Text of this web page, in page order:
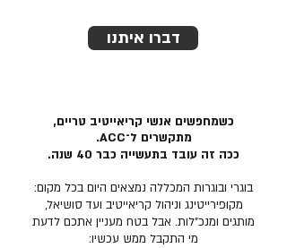
דברו איתנו
כשמחפשים אנשי קריאייטיב טריים,
מתקשרים ל־ACC.
ככה זה עובד בתעשייה כבר 40 שנה.
בוגרי ובוגרות המכללה נמצאים היום בכל מקום:
מקופירייטינג וניהול קריאייטיב ועד סושיאל,
מותגים ומנכ״לות. אבל בטח מעניין אתכם לדעת
מי התקבל ממש עכשיו: